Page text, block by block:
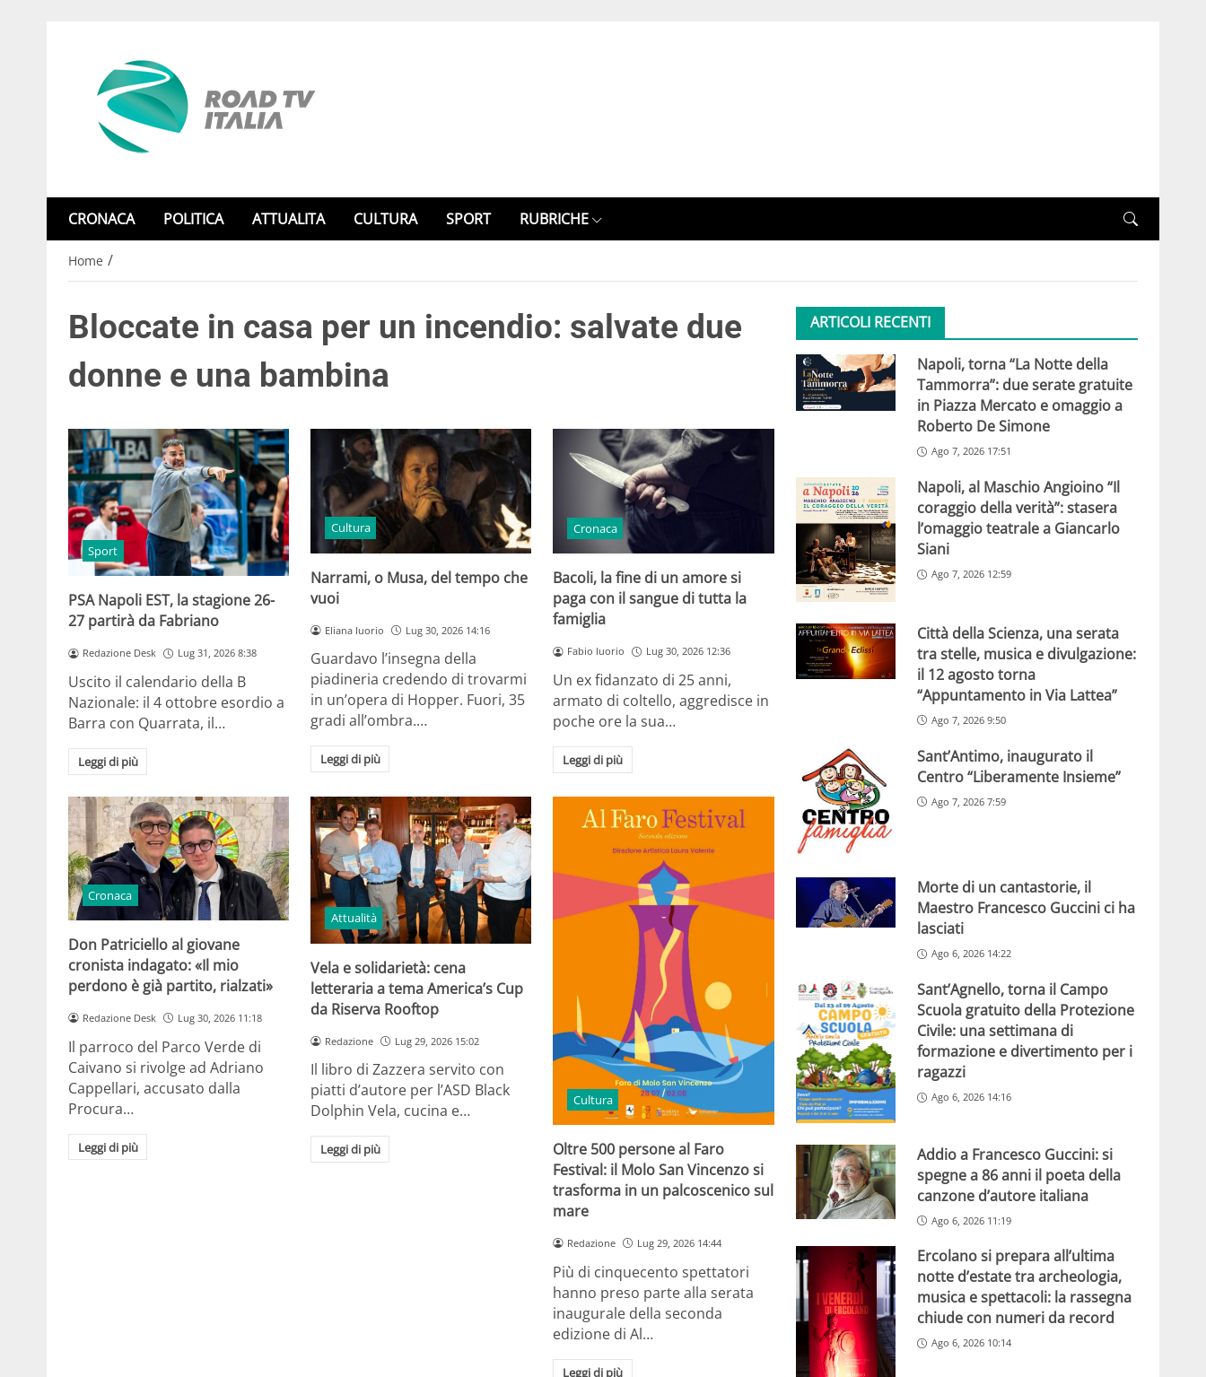
CRONACA POLITICA ATTUALITA CULTURA SPORT RUBRICHE
Home /
Bloccate in casa per un incendio: salvate due
donne e una bambina
Sport
PSA Napoli EST, la stagione 26-
27 partirà da Fabriano
Redazione Desk Lug 31, 2026 8:38
Uscito il calendario della B
Nazionale: il 4 ottobre esordio a
Barra con Quarrata, il…
Leggi di più
Cultura
Narrami, o Musa, del tempo che
vuoi
Eliana Iuorio Lug 30, 2026 14:16
Guardavo l’insegna della
piadineria credendo di trovarmi
in un’opera di Hopper. Fuori, 35
gradi all’ombra.…
Leggi di più
Cronaca
Bacoli, la fine di un amore si
paga con il sangue di tutta la
famiglia
Fabio Iuorio Lug 30, 2026 12:36
Un ex fidanzato di 25 anni,
armato di coltello, aggredisce in
poche ore la sua…
Leggi di più
Cronaca
Don Patriciello al giovane
cronista indagato: «Il mio
perdono è già partito, rialzati»
Redazione Desk Lug 30, 2026 11:18
Il parroco del Parco Verde di
Caivano si rivolge ad Adriano
Cappellari, accusato dalla
Procura…
Leggi di più
Attualità
Vela e solidarietà: cena
letteraria a tema America’s Cup
da Riserva Rooftop
Redazione Lug 29, 2026 15:02
Il libro di Zazzera servito con
piatti d’autore per l’ASD Black
Dolphin Vela, cucina e…
Leggi di più
Cultura
Oltre 500 persone al Faro
Festival: il Molo San Vincenzo si
trasforma in un palcoscenico sul
mare
Redazione Lug 29, 2026 14:44
Più di cinquecento spettatori
hanno preso parte alla serata
inaugurale della seconda
edizione di Al…
Leggi di più
ARTICOLI RECENTI
Napoli, torna “La Notte della
Tammorra”: due serate gratuite
in Piazza Mercato e omaggio a
Roberto De Simone
Ago 7, 2026 17:51
Napoli, al Maschio Angioino “Il
coraggio della verità”: stasera
l’omaggio teatrale a Giancarlo
Siani
Ago 7, 2026 12:59
Città della Scienza, una serata
tra stelle, musica e divulgazione:
il 12 agosto torna
“Appuntamento in Via Lattea”
Ago 7, 2026 9:50
Sant’Antimo, inaugurato il
Centro “Liberamente Insieme”
Ago 7, 2026 7:59
Morte di un cantastorie, il
Maestro Francesco Guccini ci ha
lasciati
Ago 6, 2026 14:22
Sant’Agnello, torna il Campo
Scuola gratuito della Protezione
Civile: una settimana di
formazione e divertimento per i
ragazzi
Ago 6, 2026 14:16
Addio a Francesco Guccini: si
spegne a 86 anni il poeta della
canzone d’autore italiana
Ago 6, 2026 11:19
Ercolano si prepara all’ultima
notte d’estate tra archeologia,
musica e spettacoli: la rassegna
chiude con numeri da record
Ago 6, 2026 10:14